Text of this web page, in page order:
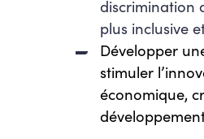
discrimination
plus inclusive
Développer
stimuler
économique,